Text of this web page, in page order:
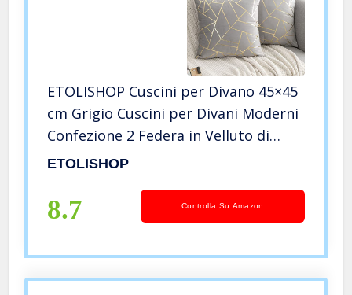
ETOLISHOP Cuscini per Divano 45×45
cm Grigio Cuscini per Divani Moderni
Confezione 2 Federa in Velluto di
Lusso 18×18 inch per Camera da
ETOLISHOP
8.7 Controlla Su Amazon